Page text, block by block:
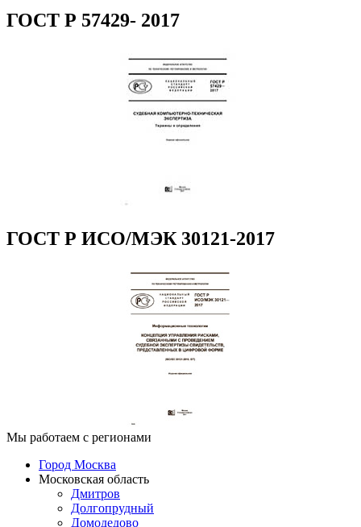
ГОСТ Р 57429- 2017
ГОСТ Р ИСО/МЭК 30121-2017
Мы работаем с регионами
Город Москва
Московская область
Дмитров
Долгопрудный
Домодедово